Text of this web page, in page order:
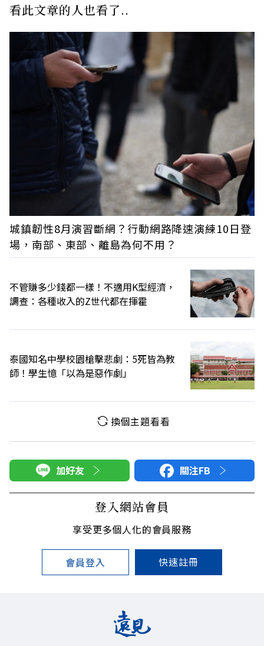
看此文章的人也看了..
城鎮韌性8月演習斷網？行動網路降速演練10日登
場，南部、東部、離島為何不用？
不管賺多少錢都一樣！不適用K型經濟，
調查：各種收入的Z世代都在揮霍
泰國知名中學校園槍擊悲劇：5死皆為教
師！學生憶「以為是惡作劇」
換個主題看看
加好友 關注FB
登入網站會員
享受更多個人化的會員服務
會員登入 快速註冊